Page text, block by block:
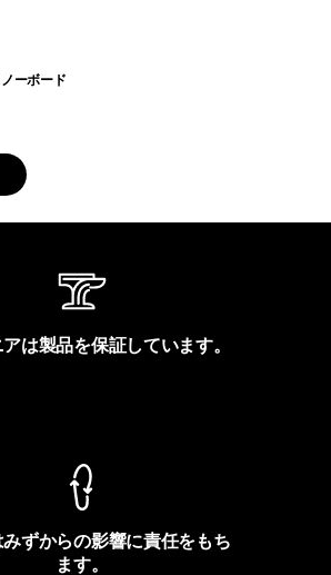
ーボード
は製品を保証しています。
ずからの影響に責任をもち
ます。